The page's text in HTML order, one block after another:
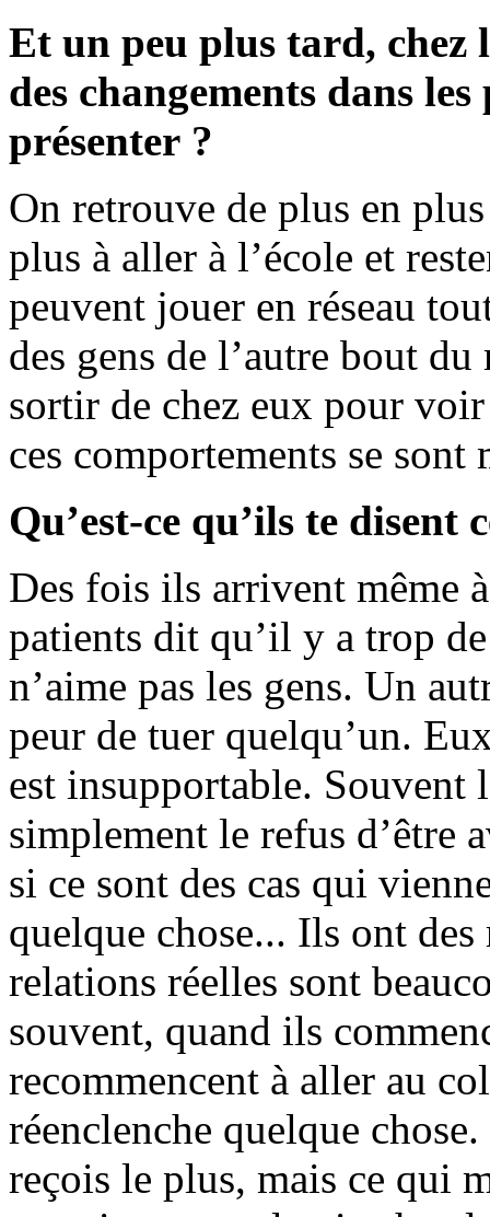
Et un peu plus tard, chez
des changements dans
présenter ?
On retrouve de plus en
plus à aller à l’école et
peuvent jouer en réseau
des gens de l’autre bout
sortir de chez eux pour
ces comportements se
Qu’est-ce qu’ils te disent
Des fois ils arrivent même
patients dit qu’il y a trop
n’aime pas les gens. Un
peur de tuer quelqu’un.
est insupportable. Souvent
simplement le refus d’être
si ce sont des cas qui
quelque chose... Ils ont
relations réelles sont
souvent, quand ils
recommencent à aller au
réenclenche quelque
reçois le plus, mais ce qui